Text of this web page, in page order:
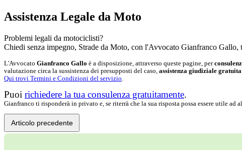
Assistenza Legale da Moto
Problemi legali da motociclisti?
Chiedi senza impegno, Strade da Moto, con l'Avvocato Gianfranco Gallo,
L'Avvocato Gianfranco Gallo è a disposizione, attraverso queste pagine, per
valutazione circa la sussistenza dei presupposti del caso, assistenza giudiziale gratuita
Qui trovi Termini e Condizioni del servizio.
Puoi richiedere la tua consulenza gratuitamente.
Gianfranco ti risponderà in privato e, se riterrà che la sua risposta possa essere utile
Articolo precedente